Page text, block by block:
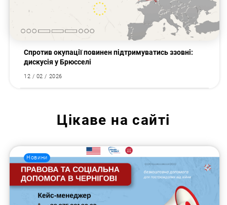
Спротив окупації повинен підтримуватись ззовні:
дискусія у Брюсселі
12 / 02 / 2026
Цікаве на сайті
Новини